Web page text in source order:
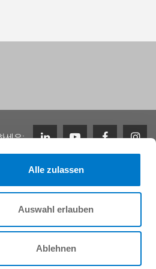
Alle zulassen
Auswahl erlauben
Ablehnen
세요:
브 신청